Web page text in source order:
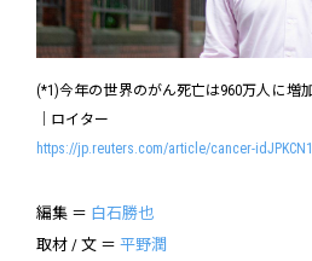
(*1)今年の世界のがん死亡は960万人に増
│ロイター
https://jp.reuters.com/article/cancer-
編集 ＝ 白石勝也
取材 / 文 ＝ 平野潤